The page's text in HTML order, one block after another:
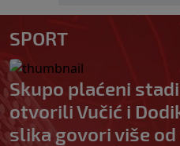
SPORT
Skupo plaćeni
otvorili Vučić i
slika govori više od